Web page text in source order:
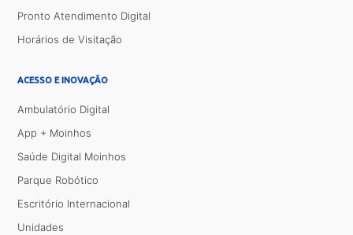
Pronto Atendimento Digital
Horários de Visitação
ACESSO E INOVAÇÃO
Ambulatório Digital
App + Moinhos
Saúde Digital Moinhos
Parque Robótico
Escritório Internacional
Unidades